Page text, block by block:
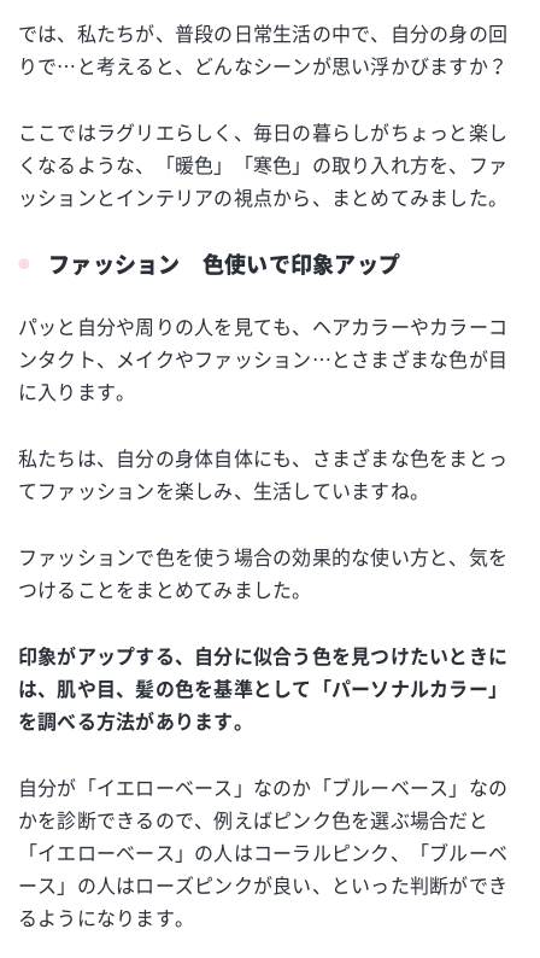
では、私たちが、普段の日常生活の中で、自分の身の回
りで…と考えると、どんなシーンが思い浮かびますか？
ここではラグリエらしく、毎日の暮らしがちょっと楽し
くなるような、「暖色」「寒色」の取り入れ方を、ファ
ッションとインテリアの視点から、まとめてみました。
ファッション 色使いで印象アップ
パッと自分や周りの人を見ても、ヘアカラーやカラーコ
ンタクト、メイクやファッション…とさまざまな色が目
に入ります。
私たちは、自分の身体自体にも、さまざまな色をまとっ
てファッションを楽しみ、生活していますね。
ファッションで色を使う場合の効果的な使い方と、気を
つけることをまとめてみました。
印象がアップする、自分に似合う色を見つけたいときに
は、肌や目、髪の色を基準として「パーソナルカラー」
を調べる方法があります。
自分が「イエローベース」なのか「ブルーベース」なの
かを診断できるので、例えばピンク色を選ぶ場合だと
「イエローベース」の人はコーラルピンク、「ブルーベ
ース」の人はローズピンクが良い、といった判断ができ
るようになります。